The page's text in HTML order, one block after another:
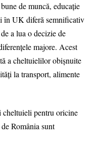
de muncă, educație
în UK diferă semnificativ
a lua o decizie de
majore. Acest
a cheltuielilor obișnuite
la transport, alimente
cheltuieli pentru oricine
România sunt